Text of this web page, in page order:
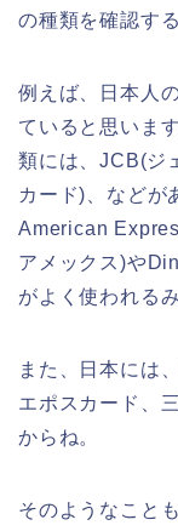
の種類を確認す
例えば、日本人
ていると思いま
類には、JCB(ジ
カード)、などが
American
アメックス)や
がよく使われる
また、日本には
エポスカード、
からね。
そのようなこと